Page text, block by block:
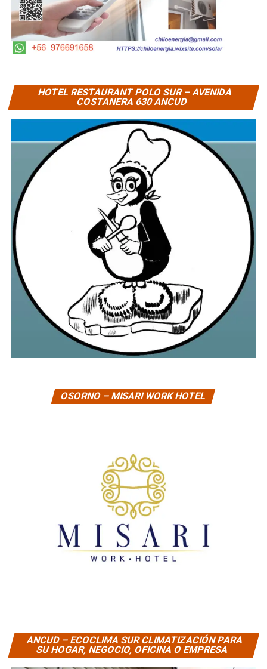
HOTEL RESTAURANT POLO SUR – AVENIDA
COSTANERA 630 ANCUD
OSORNO – MISARI WORK HOTEL
ANCUD – ECOCLIMA SUR CLIMATIZACIÓN PARA
SU HOGAR, NEGOCIO, OFICINA O EMPRESA